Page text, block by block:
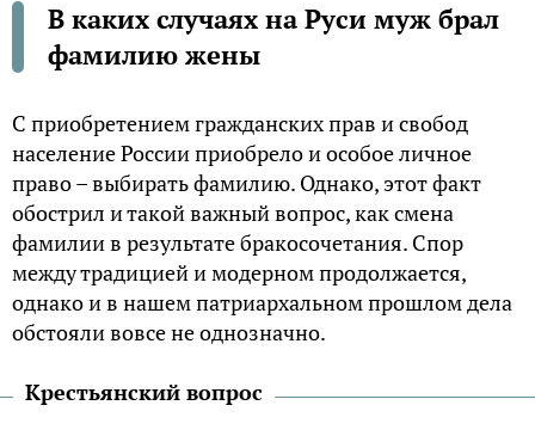
В каких случаях на Руси муж брал
фамилию жены
С приобретением гражданских прав и свобод
население России приобрело и особое личное
право – выбирать фамилию. Однако, этот факт
обострил и такой важный вопрос, как смена
фамилии в результате бракосочетания. Спор
между традицией и модерном продолжается,
однако и в нашем патриархальном прошлом дела
обстояли вовсе не однозначно.
Крестьянский вопрос